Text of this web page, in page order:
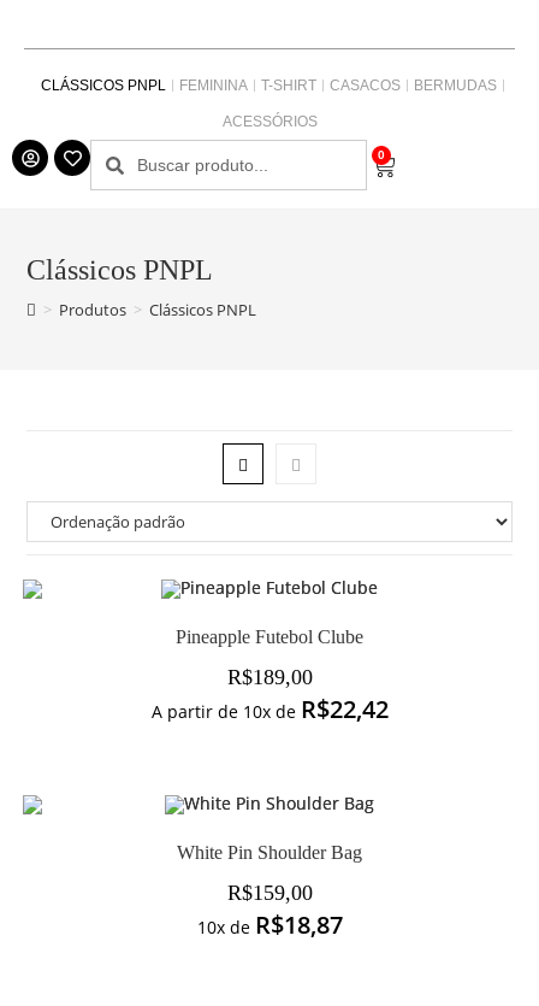
CLÁSSICOS PNPL FEMININA T-SHIRT CASACOS BERMUDAS
ACESSÓRIOS
0
Clássicos PNPL
> Produtos > Clássicos PNPL
Pineapple Futebol Clube
R$189,00
A partir de 10x de R$22,42
White Pin Shoulder Bag
R$159,00
10x de R$18,87